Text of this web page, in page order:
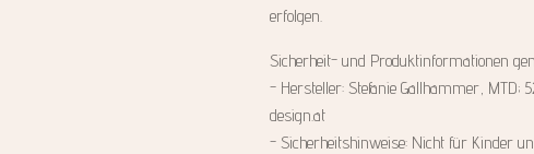
erfolgen.
Sicherheit- und Produktinformationen
- Hersteller: Stefanie Gallhammer, MTD;
design.at
- Sicherheitshinweise: Nicht für Kinder